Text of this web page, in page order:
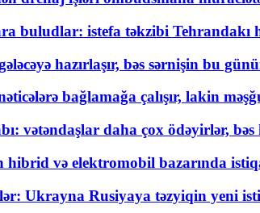
buludlar: istefa təkzibi Tehrandakı
hazırlaşır, bəs sərnişin bu
bağlamağa çalışır, lakin
vətəndaşlar daha çox ödəyirlər,
hibrid və elektromobil bazarında
Ukrayna Rusiyaya təzyiqin yeni